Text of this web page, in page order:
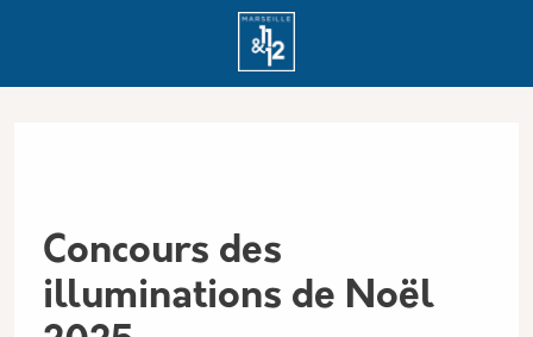
Concours des
illuminations de Noël
Panneau de gestion des cookies